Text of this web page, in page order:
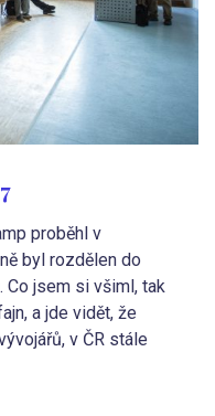
proběhl v
byl rozdělen do
Co jsem si všiml, tak
a jde vidět, že
v ČR stále